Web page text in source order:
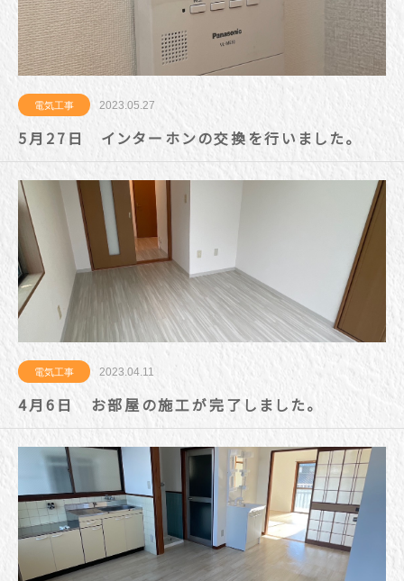
電気工事 2023.05.27
5月27日 インターホンの交換を行いました。
電気工事 2023.04.11
4月6日 お部屋の施工が完了しました。